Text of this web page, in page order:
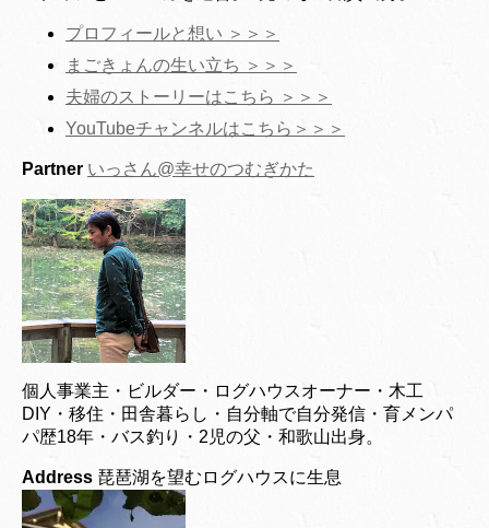
プロフィールと想い ＞＞＞
まごきょんの生い立ち ＞＞＞
夫婦のストーリーはこちら ＞＞＞
YouTubeチャンネルはこちら＞＞＞
Partner いっさん@幸せのつむぎかた
個人事業主・ビルダー・ログハウスオーナー・木工
DIY・移住・田舎暮らし・自分軸で自分発信・育メンパ
パ歴18年・バス釣り・2児の父・和歌山出身。
Address 琵琶湖を望むログハウスに生息